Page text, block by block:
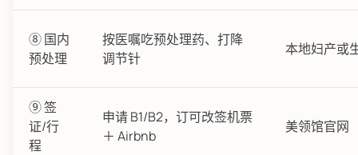
⑧ 国内
预处理
按医嘱吃预处理药、打降
调节针
本地妇产或
⑨ 签
证/行
程
申请 B1/B2，订可改签机票
＋ Airbnb
美领馆官网